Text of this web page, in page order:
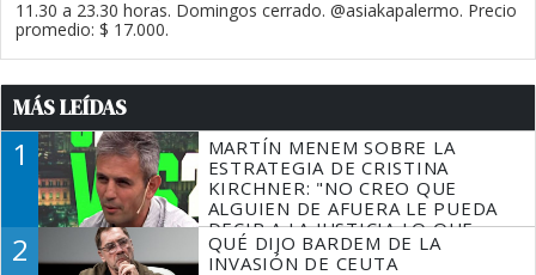
11.30 a 23.30 horas. Domingos cerrado. @asiakapalermo. Precio
promedio: $ 17.000.
MÁS LEÍDAS
1
MARTÍN MENEM SOBRE LA
ESTRATEGIA DE CRISTINA
KIRCHNER: "NO CREO QUE
ALGUIEN DE AFUERA LE PUEDA
DECIR A LA JUSTICIA LO QUE
TIENE QUE HACER"
2
QUÉ DIJO BARDEM DE LA
INVASIÓN DE CEUTA